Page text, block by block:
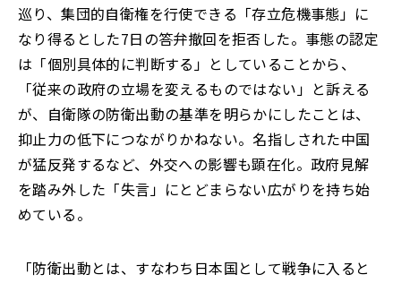
巡り、集団的自衛権を行使できる「存立危機事態」に
なり得るとした7日の答弁撤回を拒否した。事態の認定
は「個別具体的に判断する」としていることから、
「従来の政府の立場を変えるものではない」と訴える
が、自衛隊の防衛出動の基準を明らかにしたことは、
抑止力の低下につながりかねない。名指しされた中国
が猛反発するなど、外交への影響も顕在化。政府見解
を踏み外した「失言」にとどまらない広がりを持ち始
めている。
「防衛出動とは、すなわち日本国として戦争に入ると